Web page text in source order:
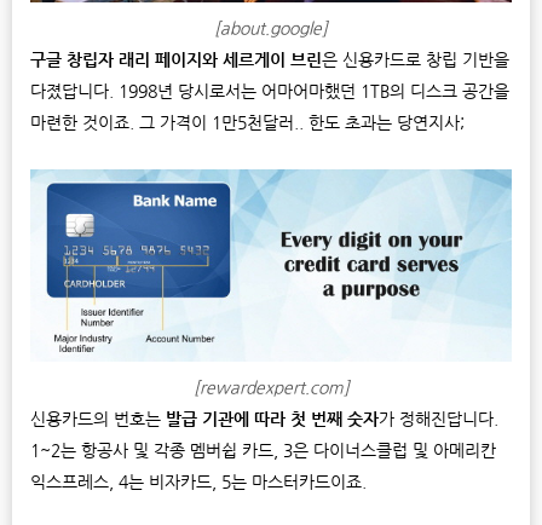
[about.google]
구글 창립자 래리 페이지와 세르게이 브린 은 신용카드로 창립 기반을
다졌답니다. 1998년 당시로서는 어마어마했던 1TB의 디스크 공간을
마련한 것이죠. 그 가격이 1만5천달러.. 한도 초과는 당연지사;
[rewardexpert.com]
신용카드의 번호는 발급 기관에 따라 첫 번째 숫자가 정해진답니다.
1~2는 항공사 및 각종 멤버쉽 카드, 3은 다이너스클럽 및 아메리칸
익스프레스, 4는 비자카드, 5는 마스터카드이죠.